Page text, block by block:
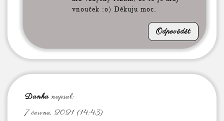
vnouček :o) Děkuju moc.
Odpovědět
Danka napsal:
7 června, 2021 (14:43)